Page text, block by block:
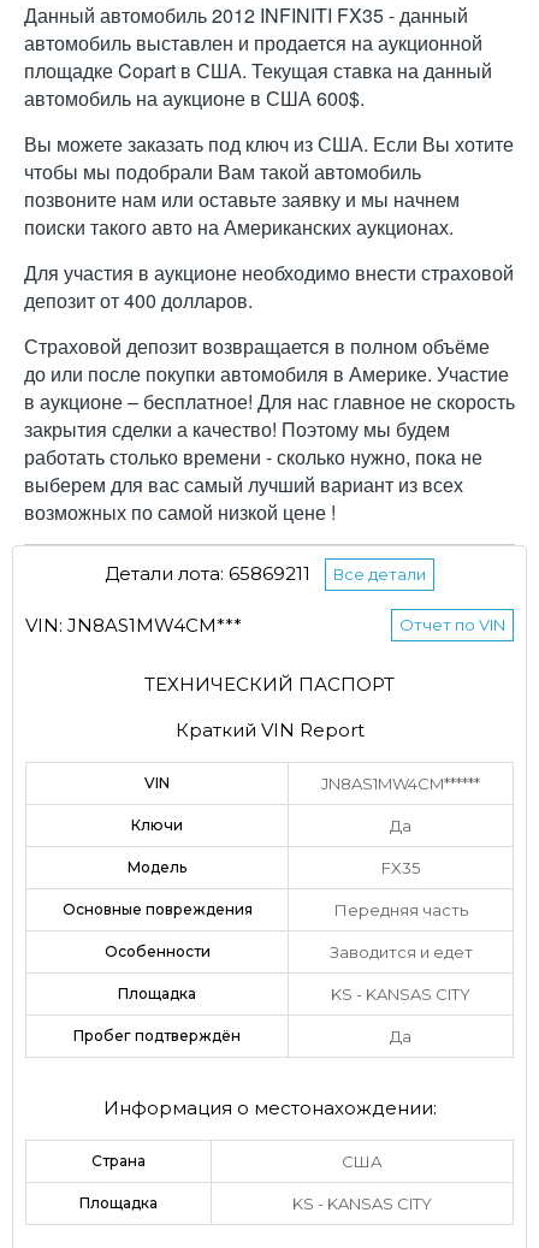
Данный автомобиль 2012 INFINITI FX35 - данный
автомобиль выставлен и продается на аукционной
площадке Copart в США. Текущая ставка на данный
автомобиль на аукционе в США 600$.
Вы можете заказать под ключ из США. Если Вы хотите
чтобы мы подобрали Вам такой автомобиль
позвоните нам или оставьте заявку и мы начнем
поиски такого авто на Американских аукционах.
Для участия в аукционе необходимо внести страховой
депозит от 400 долларов.
Страховой депозит возвращается в полном объёме
до или после покупки автомобиля в Америке. Участие
в аукционе – бесплатное! Для нас главное не скорость
закрытия сделки а качество! Поэтому мы будем
работать столько времени - сколько нужно, пока не
выберем для вас самый лучший вариант из всех
возможных по самой низкой цене !
Детали лота: 65869211 Все детали
VIN: JN8AS1MW4CM*** Отчет по VIN
ТЕХНИЧЕСКИЙ ПАСПОРТ
Краткий VIN Report
VIN JN8AS1MW4CM******
Ключи Да
Модель FX35
Основные повреждения Передняя часть
Особенности Заводится и едет
Площадка KS - KANSAS CITY
Пробег подтверждён Да
Информация о местонахождении:
Страна США
Площадка KS - KANSAS CITY